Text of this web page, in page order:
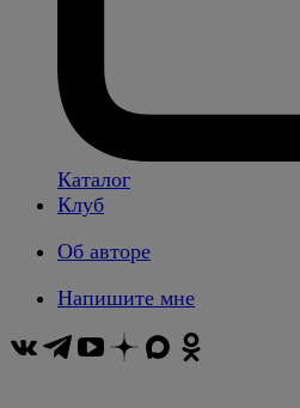
Каталог
Клуб
Об авторе
Напишите мне